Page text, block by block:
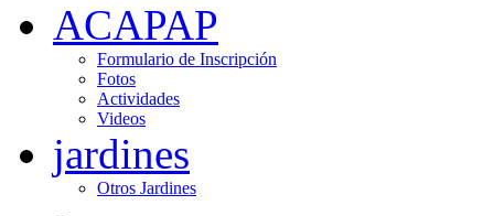
ACAPAP
Formulario de Inscripción
Fotos
Actividades
Videos
jardines
Otros Jardines